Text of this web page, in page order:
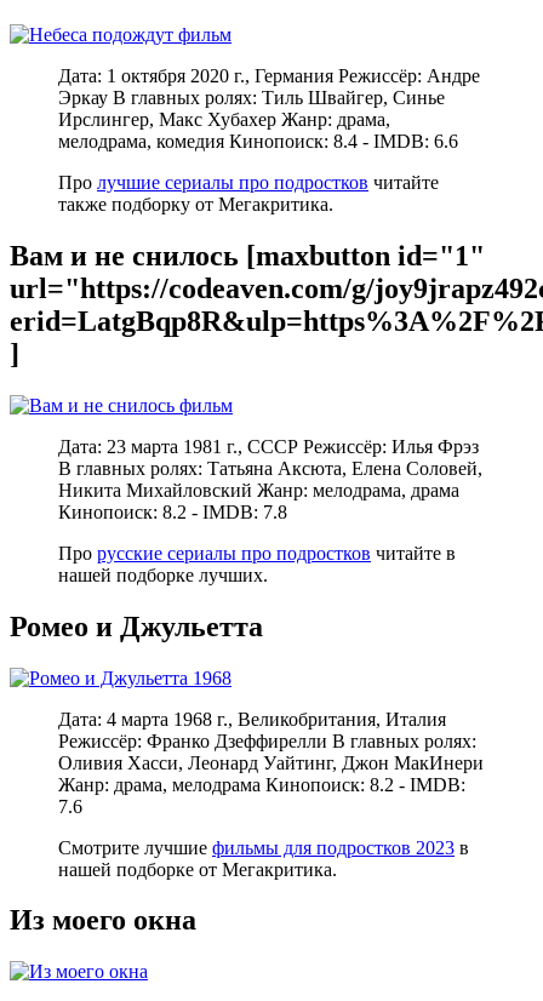
Дата: 1 октября 2020 г., Германия Режиссёр: Андре
Эркау В главных ролях: Тиль Швайгер, Синье
Ирслингер, Макс Хубахер Жанр: драма,
мелодрама, комедия Кинопоиск: 8.4 - IMDB: 6.6
Про лучшие сериалы про подростков читайте
также подборку от Мегакритика.
Вам и не снилось [maxbutton id="1"
url="https://codeaven.com/g/
]
Дата: 23 марта 1981 г., СССР Режиссёр: Илья Фрэз
В главных ролях: Татьяна Аксюта, Елена Соловей,
Никита Михайловский Жанр: мелодрама, драма
Кинопоиск: 8.2 - IMDB: 7.8
Про русские сериалы про подростков читайте в
нашей подборке лучших.
Ромео и Джульетта
Дата: 4 марта 1968 г., Великобритания, Италия
Режиссёр: Франко Дзеффирелли В главных ролях:
Оливия Хасси, Леонард Уайтинг, Джон МакИнери
Жанр: драма, мелодрама Кинопоиск: 8.2 - IMDB:
7.6
Смотрите лучшие фильмы для подростков 2023 в
нашей подборке от Мегакритика.
Из моего окна